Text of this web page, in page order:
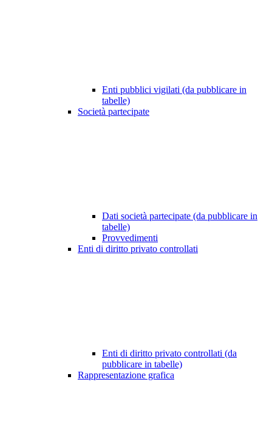
Enti pubblici vigilati (da pubblicare in
tabelle)
Società partecipate
Dati società partecipate (da pubblicare in
tabelle)
Provvedimenti
Enti di diritto privato controllati
Enti di diritto privato controllati (da
pubblicare in tabelle)
Rappresentazione grafica